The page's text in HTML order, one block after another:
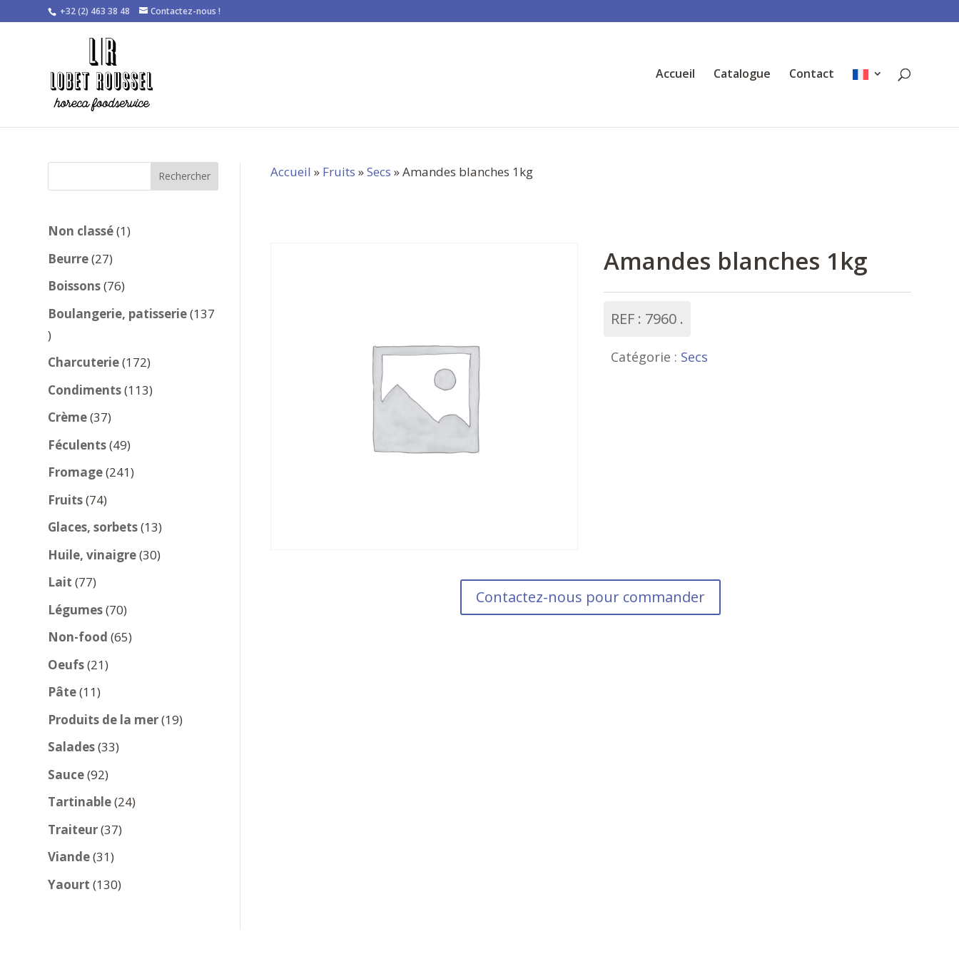
+32 (2) 463 38 48 Contactez-nous !
Accueil Catalogue Contact
Rechercher
Non classé 11
Beurre 2727
produits
Boissons 7676
produits
Boulangerie, patisserie 137
137
produits
Charcuterie 172172
produits
Condiments 113113
Crème 3737
produits
Féculents 4949
produits
Fromage 241241
Fruits 7474
produits
Glaces, sorbets 1313
produits
Huile, vinaigre 3030
Lait 7777
produits
Légumes 7070
produits
Non-food 6565
Oeufs 2121
Pâte 1111
produits
Produits de la mer 1919
Salades 3333
Sauce 9292
produits
Tartinable 2424
Traiteur 3737
Viande 3131
produits
Yaourt 130130
Accueil » Fruits »Secs » Amandes blanches 1kg
Amandes blanches 1kg
REF : 7960
Catégorie : Secs
Contactez-nous pour commander